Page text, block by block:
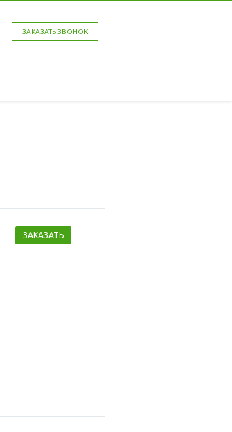
ЗАКАЗАТЬ ЗВОНОК
ЗАКАЗАТЬ